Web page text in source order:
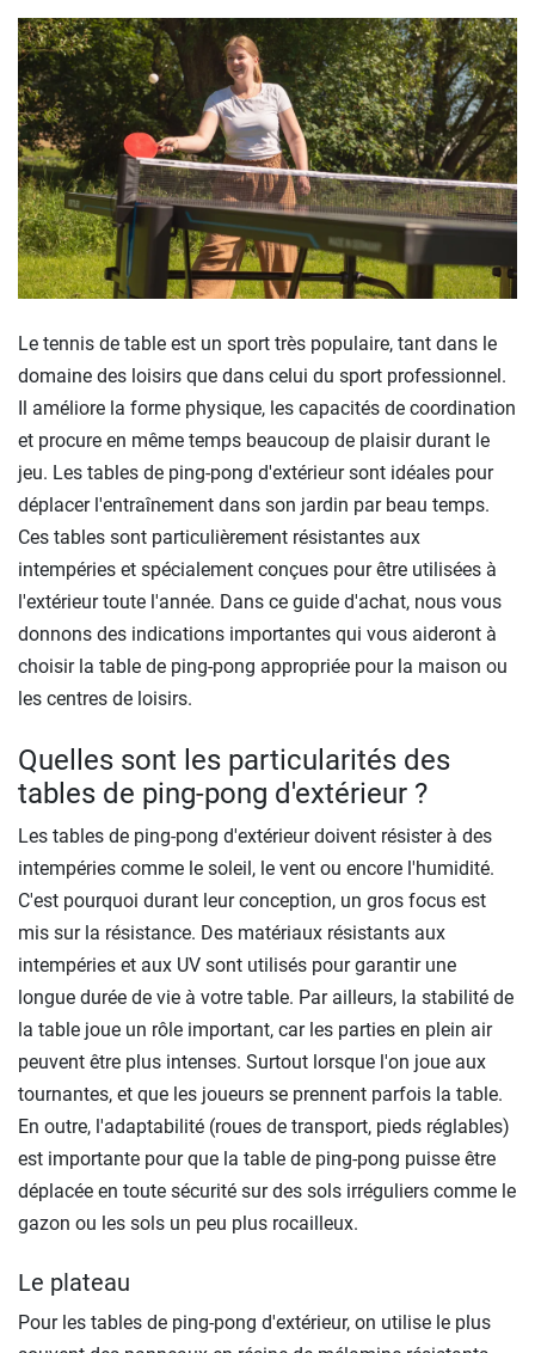
Le tennis de table est un sport très populaire, tant dans le
domaine des loisirs que dans celui du sport professionnel.
Il améliore la forme physique, les capacités de coordination
et procure en même temps beaucoup de plaisir durant le
jeu. Les tables de ping-pong d'extérieur sont idéales pour
déplacer l'entraînement dans son jardin par beau temps.
Ces tables sont particulièrement résistantes aux
intempéries et spécialement conçues pour être utilisées à
l'extérieur toute l'année. Dans ce guide d'achat, nous vous
donnons des indications importantes qui vous aideront à
choisir la table de ping-pong appropriée pour la maison ou
les centres de loisirs.
Quelles sont les particularités des
tables de ping-pong d'extérieur ?
Les tables de ping-pong d'extérieur doivent résister à des
intempéries comme le soleil, le vent ou encore l'humidité.
C'est pourquoi durant leur conception, un gros focus est
mis sur la résistance. Des matériaux résistants aux
intempéries et aux UV sont utilisés pour garantir une
longue durée de vie à votre table. Par ailleurs, la stabilité de
la table joue un rôle important, car les parties en plein air
peuvent être plus intenses. Surtout lorsque l'on joue aux
tournantes, et que les joueurs se prennent parfois la table.
En outre, l'adaptabilité (roues de transport, pieds réglables)
est importante pour que la table de ping-pong puisse être
déplacée en toute sécurité sur des sols irréguliers comme le
gazon ou les sols un peu plus rocailleux.
Le plateau
Pour les tables de ping-pong d'extérieur, on utilise le plus